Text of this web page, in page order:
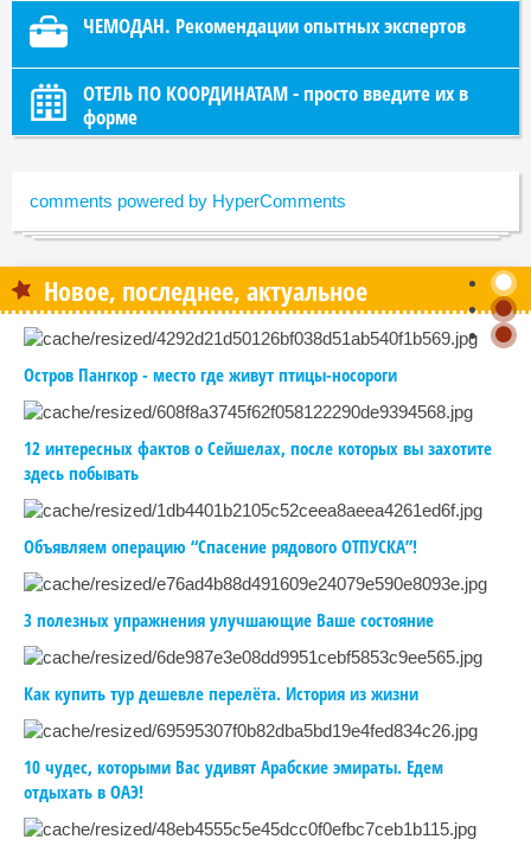
ЧЕМОДАН. Рекомендации опытных экспертов
ОТЕЛЬ ПО КООРДИНАТАМ - просто введите их в
форме
comments powered by HyperComments
Новое, последнее, актуальное
Остров Пангкор - место где живут птицы-носороги
12 интересных фактов о Сейшелах, после которых вы захотите
здесь побывать
Объявляем операцию “Спасение рядового ОТПУСКА”!
3 полезных упражнения улучшающие Ваше состояние
Как купить тур дешевле перелёта. История из жизни
10 чудес, которыми Вас удивят Арабские эмираты. Едем
отдыхать в ОАЭ!